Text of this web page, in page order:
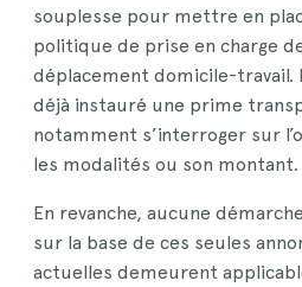
souplesse pour mettre en
politique de prise en charge
déplacement domicile-travail.
déjà instauré une prime
notamment s’interroger sur
les modalités ou son montant.
En revanche, aucune
sur la base de ces seules
actuelles demeurent